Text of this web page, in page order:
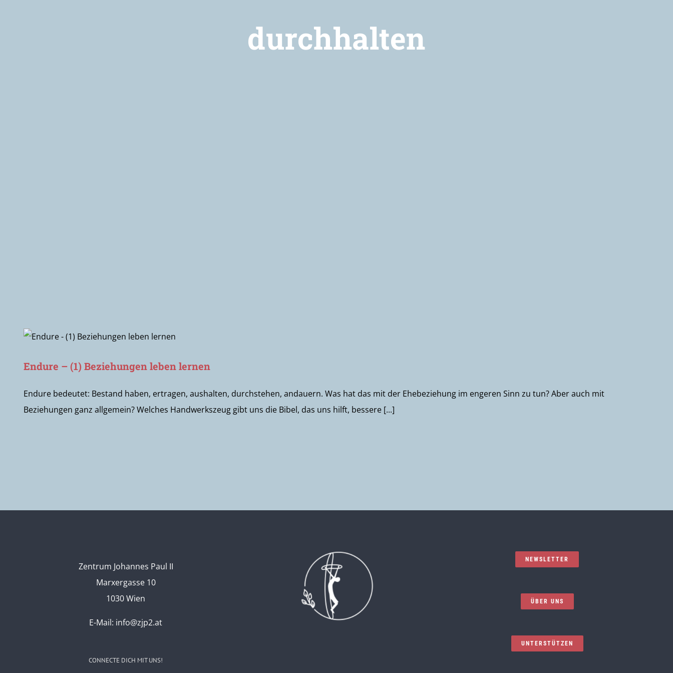
durchhalten
Endure – (1) Beziehungen leben lernen
Endure bedeutet: Bestand haben, ertragen, aushalten, durchstehen, andauern. Was hat das mit der Ehebeziehung im engeren Sinn zu tun? Aber auch mit
Beziehungen ganz allgemein? Welches Handwerkszeug gibt uns die Bibel, das uns hilft, bessere [...]
Zentrum Johannes Paul II
Marxergasse 10
1030 Wien
E-Mail: info@zjp2.at
CONNECTE DICH MIT UNS!
NEWSLETTER
ÜBER UNS
UNTERSTÜTZEN